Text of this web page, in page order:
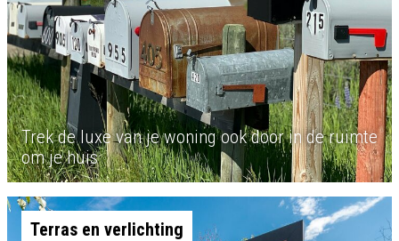
Trek de luxe van je woning ook door in de ruimte
om je huis
Terras en verlichting